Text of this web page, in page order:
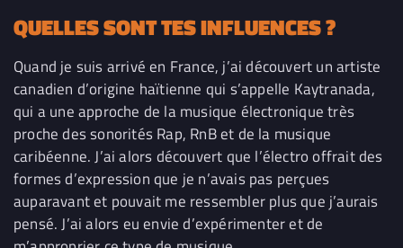
QUELLES SONT TES INFLUENCES ?
Quand je suis arrivé en France, j’ai découvert un artiste
canadien d’origine haïtienne qui s’appelle Kaytranada,
qui a une approche de la musique électronique très
proche des sonorités Rap, RnB et de la musique
caribéenne. J’ai alors découvert que l’électro offrait des
formes d’expression que je n’avais pas perçues
auparavant et pouvait me ressembler plus que j’aurais
pensé. J’ai alors eu envie d’expérimenter et de